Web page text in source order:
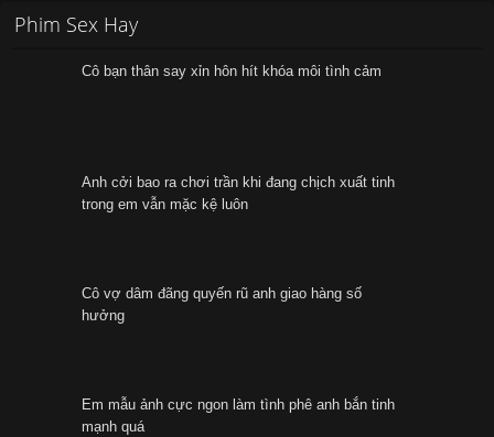
Phim Sex Hay
Cô bạn thân say xỉn hôn hít khóa môi tình cảm
Anh cởi bao ra chơi trần khi đang chịch xuất tinh
trong em vẫn mặc kệ luôn
Cô vợ dâm đãng quyến rũ anh giao hàng số
hưởng
Em mẫu ảnh cực ngon làm tình phê anh bắn tinh
mạnh quá